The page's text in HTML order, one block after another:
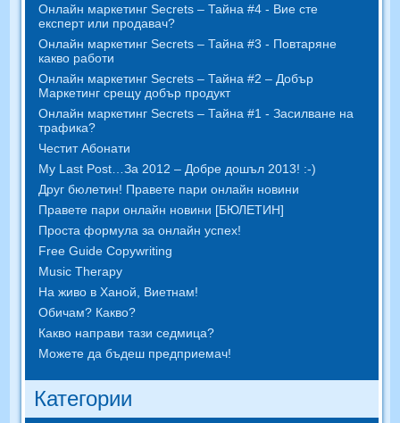
Онлайн маркетинг Secrets – Тайна #4 - Вие сте
експерт или продавач?
Онлайн маркетинг Secrets – Тайна #3 - Повтаряне
какво работи
Онлайн маркетинг Secrets – Тайна #2 – Добър
Маркетинг срещу добър продукт
Онлайн маркетинг Secrets – Тайна #1 - Засилване на
трафика?
Честит Абонати
My Last Post…За 2012 – Добре дошъл 2013! :-)
Друг бюлетин! Правете пари онлайн новини
Правете пари онлайн новини [БЮЛЕТИН]
Проста формула за онлайн успех!
Free Guide Copywriting
Music Therapy
На живо в Ханой, Виетнам!
Обичам? Какво?
Какво направи тази седмица?
Можете да бъдеш предприемач!
Категории